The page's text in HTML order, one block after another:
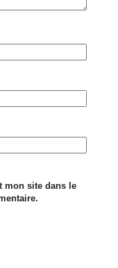
mon site dans le